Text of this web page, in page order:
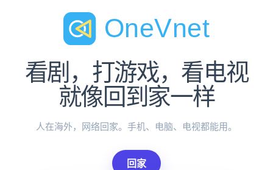
看剧，打游戏，看电视
就像回到家一样
人在海外，网络回家。手机、电脑、电视都能用。
回家